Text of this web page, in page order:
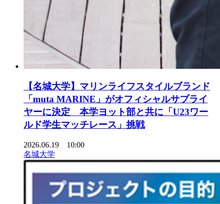
【名城大学】マリンライフスタイルブランド
「muta MARINE」がオフィシャルサプライ
ヤーに決定 本学ヨット部と共に「U23ワー
ルド学生マッチレース」挑戦
2026.06.19 10:00
名城大学